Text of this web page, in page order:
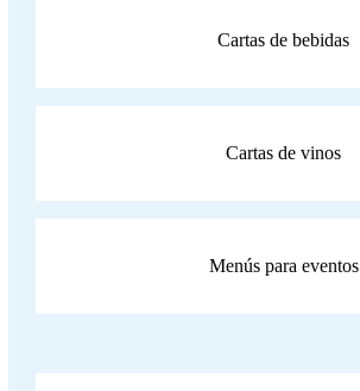
Cartas de bebidas
Cartas de vinos
Menús para eventos